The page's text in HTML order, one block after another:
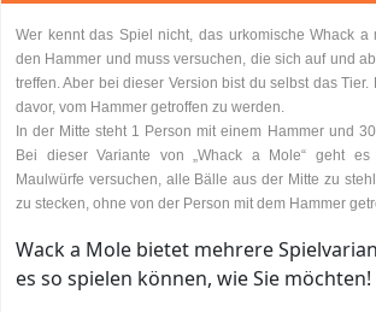
Wer kennt das Spiel nicht, das urkomische Whack a
den Hammer und muss versuchen, die sich auf und
treffen. Aber bei dieser Version bist du selbst das
davor, vom Hammer getroffen zu werden.
In der Mitte steht 1 Person mit einem Hammer und
Bei dieser Variante von „Whack a Mole“ geht
Maulwürfe versuchen, alle Bälle aus der Mitte zu
zu stecken, ohne von der Person mit dem Hammer
Wack a Mole bietet mehrere
es so spielen können, wie Sie möchten!